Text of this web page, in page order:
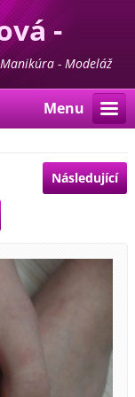
-
-
- Modeláž
For Life & Madaga
Menu
Následující